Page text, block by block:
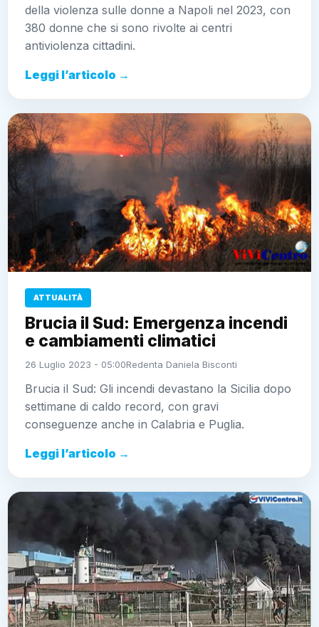
della violenza sulle donne a Napoli nel 2023, con
380 donne che si sono rivolte ai centri
antiviolenza cittadini.
Leggi l’articolo →
ATTUALITÀ
Brucia il Sud: Emergenza incendi
e cambiamenti climatici
26 Luglio 2023 - 05:00Redenta Daniela Bisconti
Brucia il Sud: Gli incendi devastano la Sicilia dopo
settimane di caldo record, con gravi
conseguenze anche in Calabria e Puglia.
Leggi l’articolo →